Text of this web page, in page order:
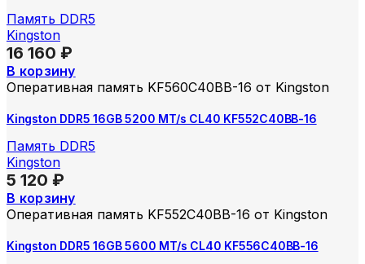
Память DDR5
Kingston
16 160 ₽
В корзину
Оперативная память KF560C40BB-16 от Kingston
Kingston DDR5 16GB 5200 MT/s CL40 KF552C40BB-16
Память DDR5
Kingston
5 120 ₽
В корзину
Оперативная память KF552C40BB-16 от Kingston
Kingston DDR5 16GB 5600 MT/s CL40 KF556C40BB-16